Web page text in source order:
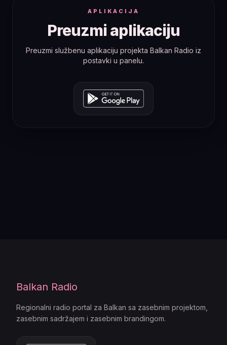
APLIKACIJA
Preuzmi aplikaciju
Preuzmi službenu aplikaciju projekta Balkan Radio iz
postavki u panelu.
Balkan Radio
Regionalni radio portal za Balkan sa zasebnim projektom,
zasebnim sadržajem i zasebnim brandingom.